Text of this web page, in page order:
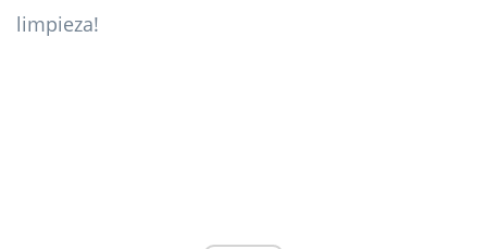
limpieza!